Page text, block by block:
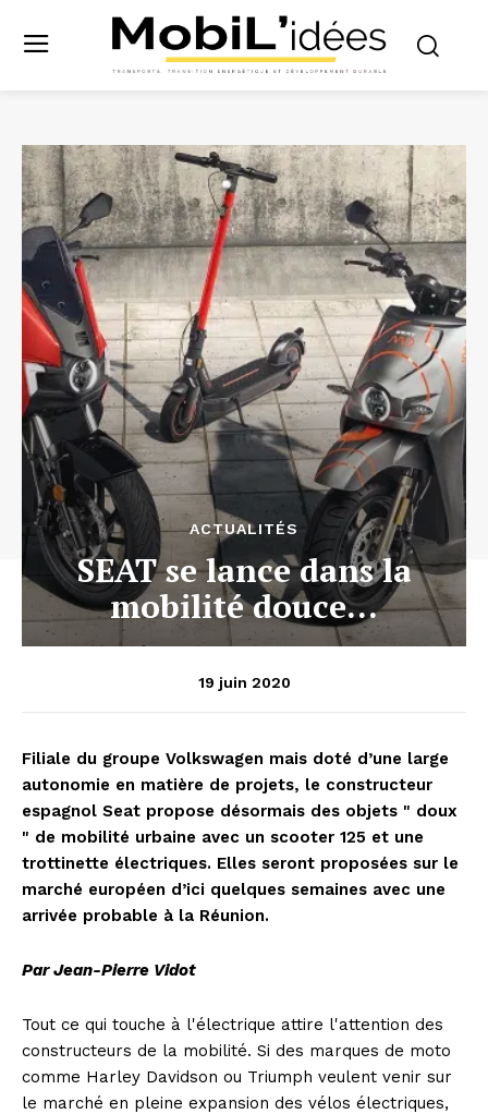
ACTUALITÉS
SEAT se lance dans la
mobilité douce…
19 juin 2020
Filiale du groupe Volkswagen mais doté d’une large
autonomie en matière de projets, le constructeur
espagnol Seat propose désormais des objets " doux
" de mobilité urbaine avec un scooter 125 et une
trottinette électriques. Elles seront proposées sur le
marché européen d’ici quelques semaines avec une
arrivée probable à la Réunion.
Par Jean-Pierre Vidot
Tout ce qui touche à l'électrique attire l'attention des
constructeurs de la mobilité. Si des marques de moto
comme Harley Davidson ou Triumph veulent venir sur
le marché en pleine expansion des vélos électriques,